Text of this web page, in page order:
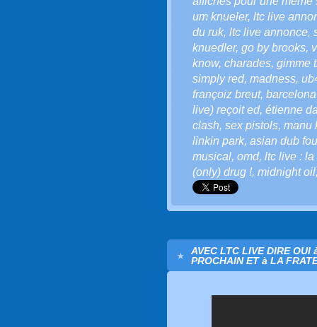
um knueler, ltc live
du ruk, ltc live annonce,
knuedler, go by brooks,
know, charades, gimme
simply red, madness,
françoiz breut,
live) reçoit ed, étienne
clash, sex pistols, manu
linkin park, asian dub
musical, omd, ltc live : la
(only) drug !, midnight oil
AVEC LTC LIVE DIRE
PROCHAIN ET à LA